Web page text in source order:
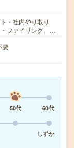
・社内やり取り
・ファイリング、…
要
50代
60代
しずか